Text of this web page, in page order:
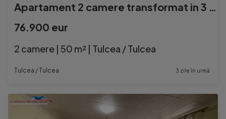
Apartament 2 camere transformat in 3 camere de zona C5-Tulc
76.900 eur
2 camere | 50 m² | Tulcea / Tulcea
Tulcea / Tulcea 3 zile în urmă